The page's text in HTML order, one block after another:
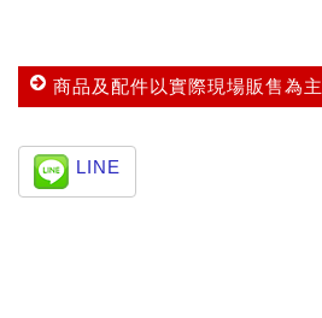
商品及配件以實際現場販售為主
LINE